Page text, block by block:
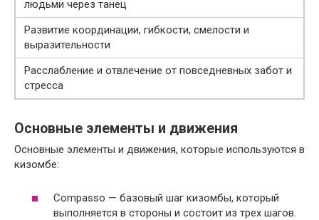
людьми через танец
Развитие координации, гибкости, смелости и
выразительности
Расслабление и отвлечение от повседневных забот и
стресса
Основные элементы и движения
Основные элементы и движения, которые используются в
кизомбе:
Сompasso — базовый шаг кизомбы, который
выполняется в стороны и состоит из трех шагов.